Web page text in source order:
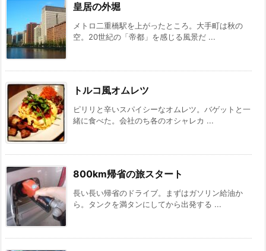
皇居の外堀
メトロ二重橋駅を上がったところ。大手町は秋の
空。20世紀の「帝都」を感じる風景だ ...
トルコ風オムレツ
ピリリと辛いスパイシーなオムレツ。バゲットと一
緒に食べた。会社のち各のオシャレカ ...
800km帰省の旅スタート
長い長い帰省のドライブ。まずはガソリン給油か
ら。タンクを満タンにしてから出発する ...